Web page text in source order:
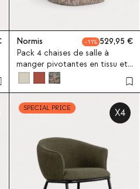
Normis 11
529,95
Pack 4 chaises de salle à
manger pivotantes en tissu et
métal Laura
SPECIAL PRICE X4